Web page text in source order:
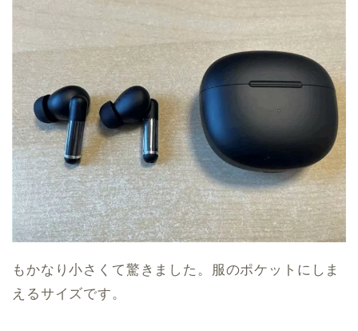
もかなり小さくて驚きました。服のポケットにしま
えるサイズです。